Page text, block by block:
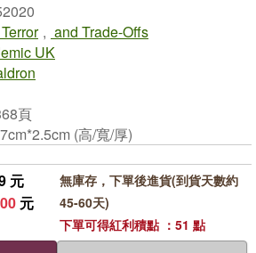
Terror , and Trade-Offs
UK
頁
(高/寬/厚)
元
元
無庫存，下單後進貨(到貨天數約
45-60天)
下單可得紅利積點 ：51 點